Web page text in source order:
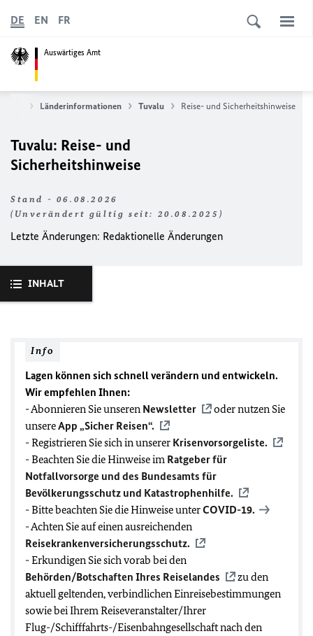
Auswärtiges Amt
DE EN FR
Länderinformationen Tuvalu Reise- und Sicherheitshinweise
Tuvalu: Reise- und
Sicherheitshinweise
Stand - 06.08.2026
(Unverändert gültig seit: 20.08.2025)
Letzte Änderungen: Redaktionelle Änderungen
INHALT
Info
Lagen können sich schnell verändern und entwickeln.
Wir empfehlen Ihnen:
- Abonnieren Sie unseren Newsletter
oder nutzen Sie
unsereApp „Sicher Reisen“.
- Registrieren Sie sich in unserer Krisenvorsorgeliste.
- Beachten Sie die Hinweise im Ratgeber für
Notfallvorsorge und des Bundesamts für
Bevölkerungsschutz und Katastrophenhilfe.
- Bitte beachten Sie die Hinweise unterCOVID-19.
- Achten Sie auf einen ausreichenden
Reisekrankenversicherungsschutz.
- Erkundigen Sie sich vorab bei den
Behörden/Botschaften Ihres Reiselandes
zu den
aktuell geltenden, verbindlichen Einreisebestimmungen
sowie bei Ihrem Reiseveranstalter/Ihrer
Flug-/Schifffahrts-/Eisenbahngesellschaft nach den